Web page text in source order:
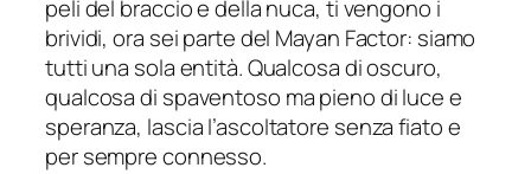
peli del braccio e della nuca, ti vengono i
brividi, ora sei parte del Mayan Factor: siamo
tutti una sola entità. Qualcosa di oscuro,
qualcosa di spaventoso ma pieno di luce e
speranza, lascia l’ascoltatore senza fiato e
per sempre connesso.